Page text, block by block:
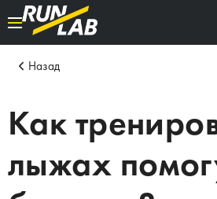
Назад
Как
лыжах